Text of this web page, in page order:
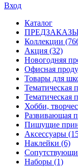
Вход
Каталог
Коллекции
Акция (32)
Новогодняя
Офисная
Товары для
Тематическая
Тематическая
Хобби,
Развивающая
Пишущие
Аксессуары
Наклейки (6)
Наборы (1)